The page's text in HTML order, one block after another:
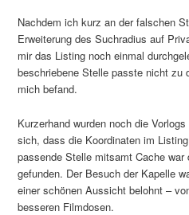
Nachdem ich kurz an der falschen
Erweiterung des Suchradius auf
mir das Listing noch einmal
beschriebene Stelle passte nicht zu
mich befand.
Kurzerhand wurden noch die
sich, dass die Koordinaten im
passende Stelle mitsamt Cache
gefunden. Der Besuch der Kapelle
einer schönen Aussicht belohnt –
besseren Filmdosen.